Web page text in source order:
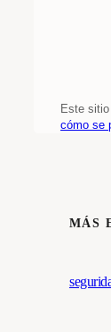
Este
cómo se
MÁS